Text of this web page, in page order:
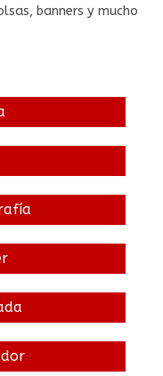
Contacto
banners y mucho